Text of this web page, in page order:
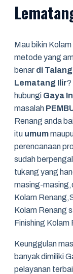
Mau bikin
metode yang
benar di
Lematang Ilir?
hubungi Gaya
masalah
Renang anda
itu umum
perencanaan
sudah
tukang yang
masing-
Kolam
Kolam Renang
Finishing Kolam
Keunggulan
banyak dimiliki
pelayanan